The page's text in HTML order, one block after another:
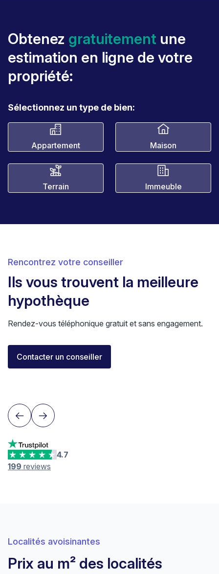
Obtenez gratuitement une
estimation en ligne de votre
propriété:
Sélectionnez un type de bien:
Appartement Maison
Terrain Immeuble
Rencontrez votre conseiller
Ils vous trouvent la meilleure
hypothèque
Rendez-vous téléphonique gratuit et sans engagement.
Contacter un conseiller
Elisa Longo
Conseillère financière IAF
4.7
199 reviews
Localités avoisinantes
Prix au m² des localités